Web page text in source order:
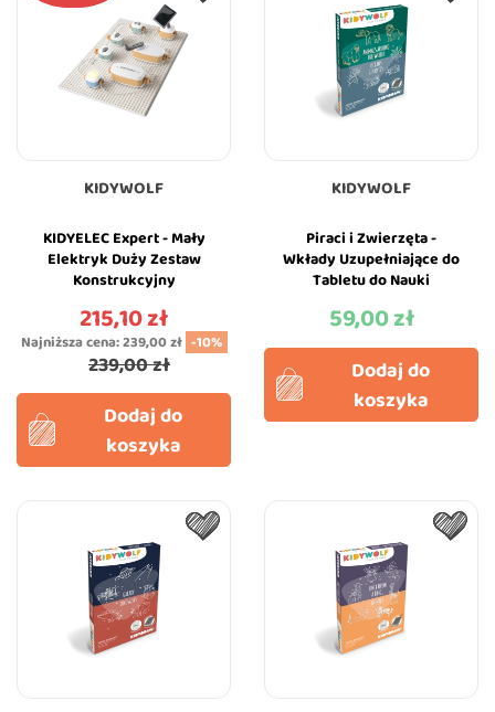
KIDYWOLF
KIDYELEC Expert - Mały
Elektryk Duży Zestaw
Konstrukcyjny
KIDYWOLF
Cena
215,10 zł
Najniższa cena:239,00 zł -10%
239,00 zł
Dodaj do
koszyka
KIDYWOLF
Piraci i Zwierzęta -
Wkłady Uzupełniające do
Tabletu do Nauki
KIDYWOLF
Cena
59,00 zł
Dodaj do
koszyka